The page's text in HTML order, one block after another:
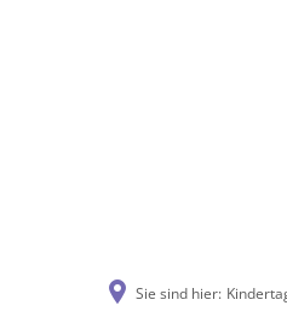
Sie sind hier: